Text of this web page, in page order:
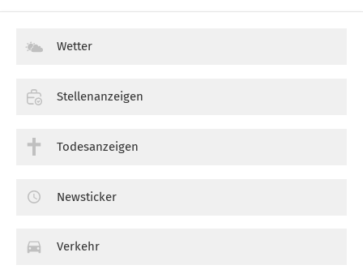
Wetter
Stellenanzeigen
Todesanzeigen
Newsticker
Verkehr